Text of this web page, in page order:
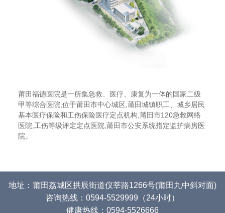
莆田福德医院是一所集急救、医疗、康复为一体的国家二级
甲等综合医院,位于莆田市中心城区,莆田城镇职工、城乡居民
基本医疗保险和工伤保险医疗定点机构,莆田市120急救网络
医院,工伤等级评定定点医院,莆田市公安系统指定监护病房医
院。
地址：莆田荔城区拱辰街道仪莘路1266号(莆田九中斜对面)
咨询热线：0594-5529999（24小时）
健康热线：0594-5526666